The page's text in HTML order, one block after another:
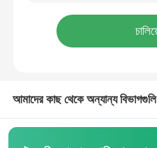
ট্যাংক এসইউভি
আমাদের কাছ থেকে অন্যান্য বিভাগগুলি